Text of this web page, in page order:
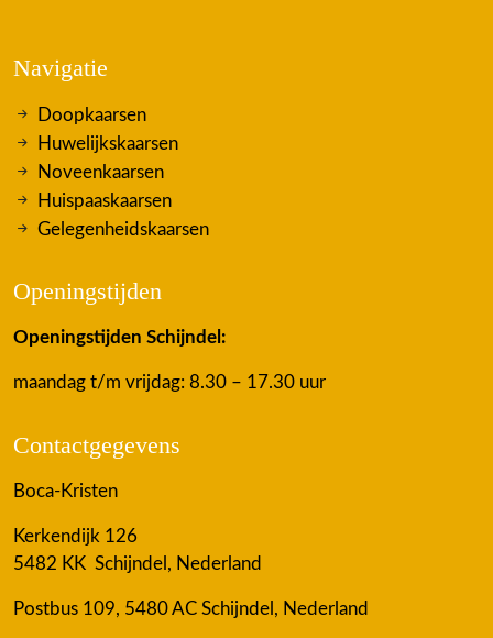
Navigatie
Doopkaarsen
Huwelijkskaarsen
Noveenkaarsen
Huispaaskaarsen
Gelegenheidskaarsen
Openingstijden
Openingstijden Schijndel:
maandag t/m vrijdag: 8.30 – 17.30 uur
Contactgegevens
Boca-Kristen
Kerkendijk 126
5482 KK Schijndel, Nederland
Postbus 109, 5480 AC Schijndel, Nederland